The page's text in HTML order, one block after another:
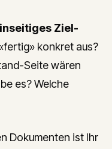
Ziel-
konkret aus?
Seite wären
es? Welche
Dokumenten ist Ihr